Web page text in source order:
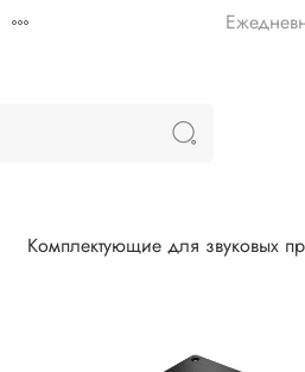
Комплектующие для звуковых